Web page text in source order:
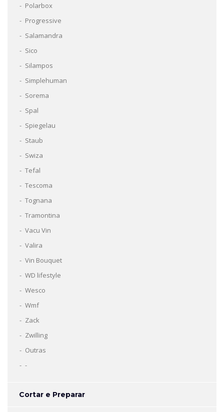
Polarbox
Progressive
Salamandra
Sico
Silampos
Simplehuman
Sorema
Spal
Spiegelau
Staub
Swiza
Tefal
Tescoma
Tognana
Tramontina
Vacu Vin
Valira
Vin Bouquet
WD lifestyle
Wesco
Wmf
Zack
Zwilling
Outras
-
Cortar e Preparar